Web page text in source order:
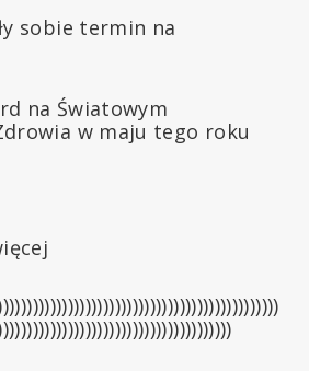
sobie termin na
na Światowym
w maju tego roku